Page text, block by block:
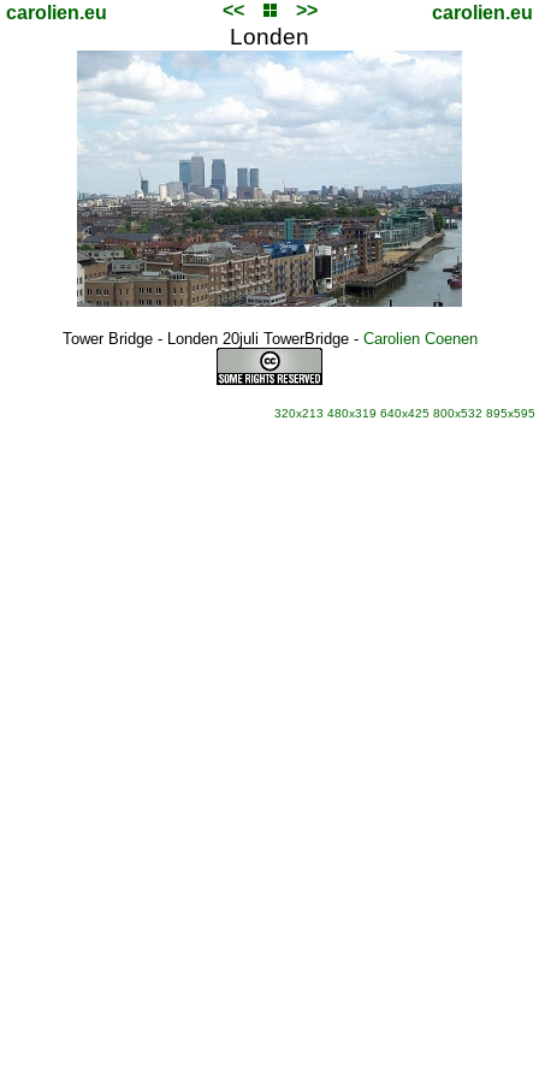
carolien.eu << >> carolien.eu
Londen
Tower Bridge - Londen 20juli TowerBridge- Carolien Coenen
320x213 480x319 640x425 800x532 895x595